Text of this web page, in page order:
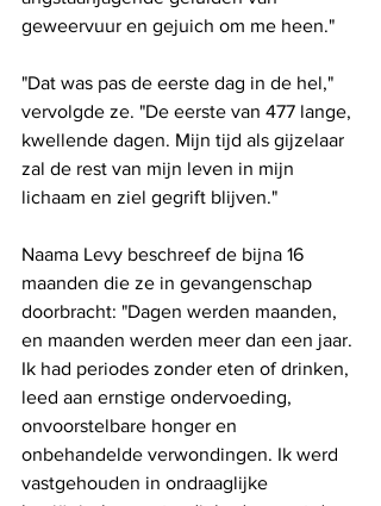
geweervuur ​​en gejuich om me heen."
"Dat was pas de eerste dag in de hel,"
vervolgde ze. "De eerste van 477 lange,
kwellende dagen. Mijn tijd als gijzelaar
zal de rest van mijn leven in mijn
lichaam en ziel gegrift blijven."
Naama Levy beschreef de bijna 16
maanden die ze in gevangenschap
doorbracht: "Dagen werden maanden,
en maanden werden meer dan een jaar.
Ik had periodes zonder eten of drinken,
leed aan ernstige ondervoeding,
onvoorstelbare honger en
onbehandelde verwondingen. Ik werd
vastgehouden in ondraaglijke